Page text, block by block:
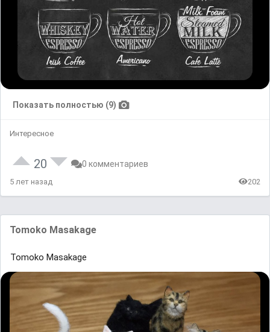
Показать полностью (9)
Интересное
20 0 комментариев
5 лет назад 202
Tomoko Masakage
Tomoko Masakage